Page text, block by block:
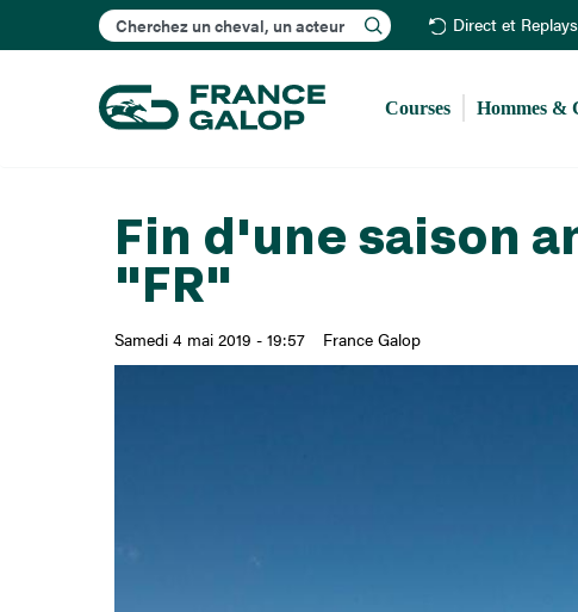
Rechercher Direct et Replays
Courses Hommes &
Fin d'une saison
"FR"
Samedi 4 mai 2019 - 19:57 France Galop